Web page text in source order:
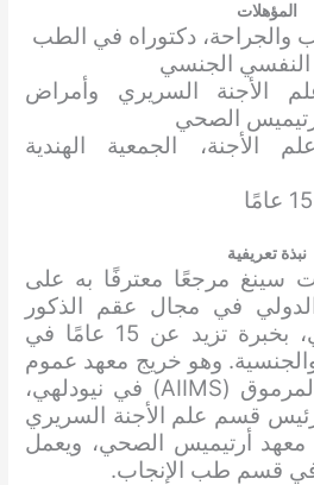
المؤهلات
والجراحة، دكتوراه في الطب
الجنسي
الأجنة السريري وأمراض
الصحي
الجمعية الهندية
نبذة تعريفية
سينغ مرجعًا معترفًا به على
في مجال عقم الذكور
وعلم الأجنة السريري، بخبرة تزيد عن 15 عامًا في
وهو خريج معهد عموم
الهند للعلوم الطبية المرموق (AIIMS) في نيودلهي،
قسم علم الأجنة السريري
أرتيميس الصحي، ويعمل
قسم طب الإنجاب.